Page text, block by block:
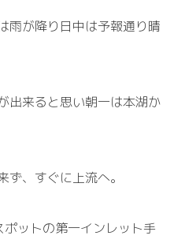
雨が降り 日中は予報通り晴
出来ると思い朝一は本湖か
、 すぐに 上流へ。
ポットの第一インレット手